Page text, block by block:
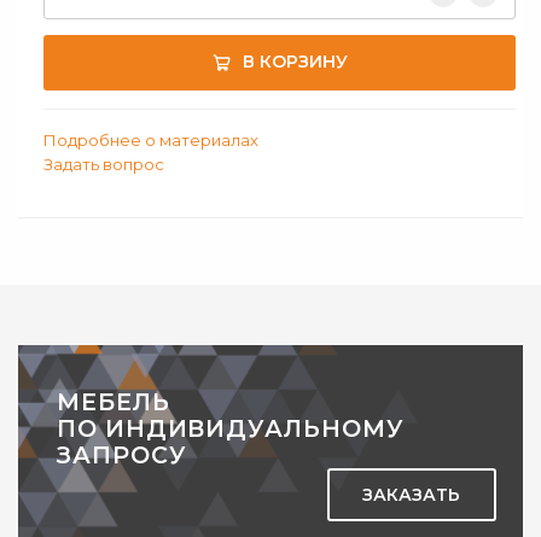
В КОРЗИНУ
Подробнее о материалах
Задать вопрос
МЕБЕЛЬ
ПО ИНДИВИДУАЛЬНОМУ
ЗАПРОСУ
ЗАКАЗАТЬ